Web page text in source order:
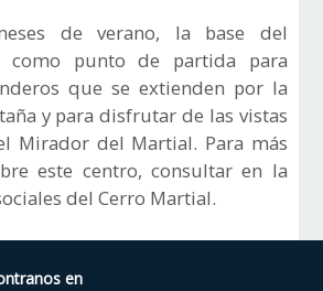
de verano, la base del
como punto de partida para
que se extienden por la
y para disfrutar de las vistas
Mirador del Martial. Para más
este centro, consultar en la
del Cerro Martial.
en